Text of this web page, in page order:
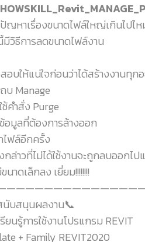
ญหาเรื่องขนาดไฟล์ใหญ่เกินไปไ
วิธีการลดขนาดไฟล์งาน
อบให้แน่ใจก่อนว่าได้สร้างงานทุก
บ Manage
ช้คำสั่ง Purge
อมูลที่ต้องการล้างออก
ฟล์อีกครั้ง
ล่าวที่ไม่ได้ใช้งานจะถูกลบออกไป
นาดเล็กลง เยี่ยม!!!!!!!!
นับสนุนผลงาน📞
ยนรู้การใช้งานโปรแกรม REVIT
+ Family REVIT2020